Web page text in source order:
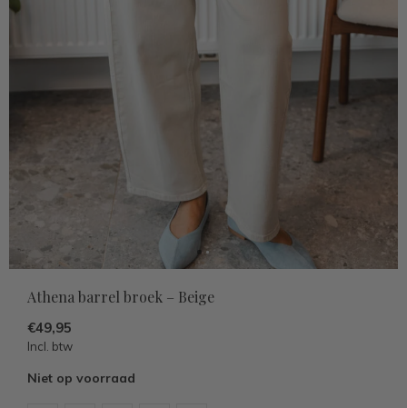
Athena barrel broek – Beige
€49,95
Incl. btw
Niet op voorraad